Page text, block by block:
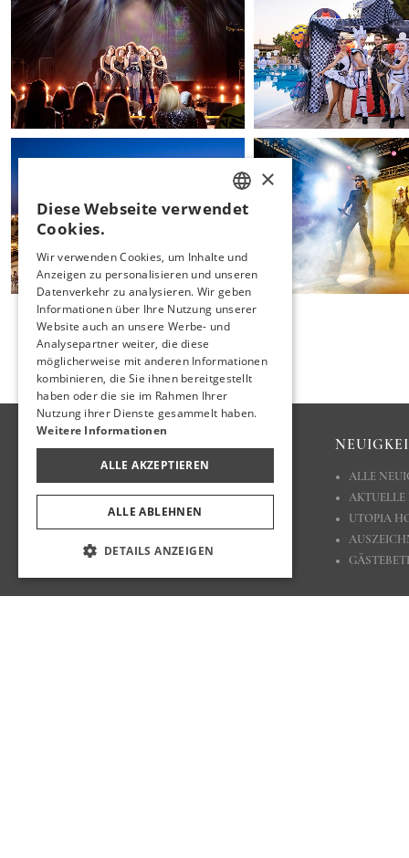
ÜBER UNS
KONTAKT
KARRIERE
FAHRRADFREUNDLICHES HOTEL
ALLE
AKTUELLE
UTOPIA
TURKISH
GERMAN
RUSSIAN
×
Diese Webseite verwendet
Cookies.
Wir verwenden Cookies, um Inhalte und
Anzeigen zu personalisieren und unseren
Datenverkehr zu analysieren. Wir geben
Informationen über Ihre Nutzung unserer
Website auch an unsere Werbe- und
Analysepartner weiter, die diese
möglicherweise mit anderen Informationen
kombinieren, die Sie ihnen bereitgestellt
haben oder die sie im Rahmen Ihrer
Nutzung ihrer Dienste gesammelt haben.
Weitere Informationen
ALLE AKZEPTIEREN
ALLE ABLEHNEN
DETAILS ANZEIGEN